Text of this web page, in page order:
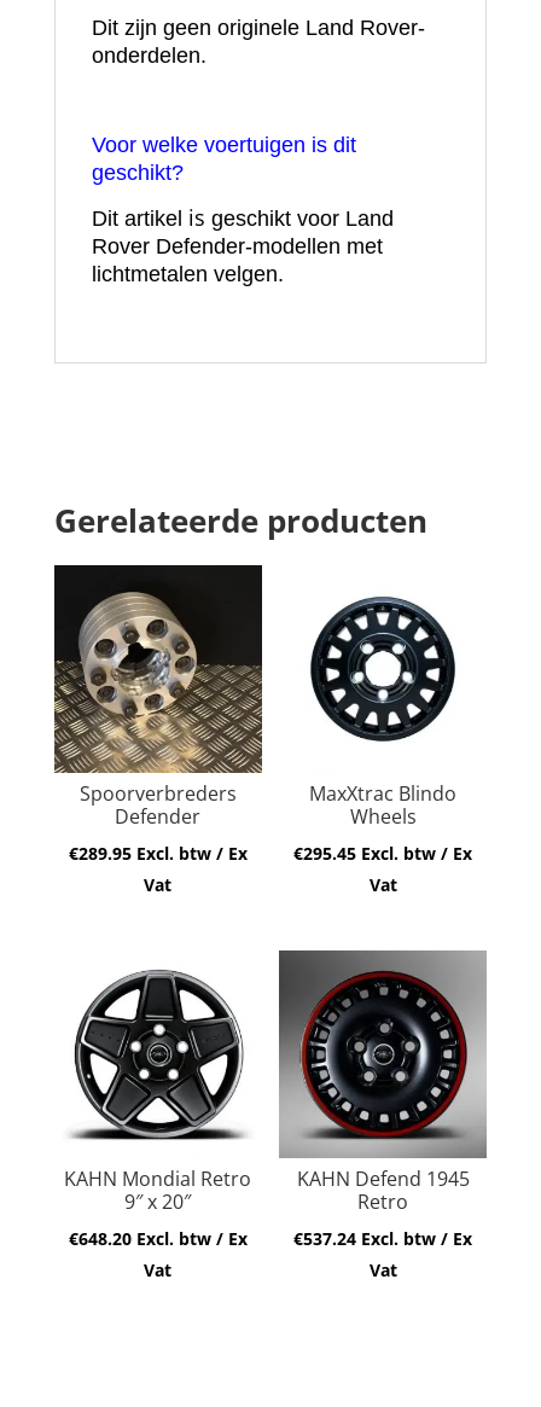
Dit zijn geen originele Land Rover-
onderdelen.
Voor welke voertuigen is dit
geschikt?
Dit artikel is geschikt voor Land
Rover Defender-modellen met
lichtmetalen velgen.
Gerelateerde producten
Spoorverbreders
Defender
€289.95 Excl. btw / Ex
Vat
MaxXtrac Blindo
Wheels
€295.45 Excl. btw / Ex
Vat
KAHN Mondial Retro
9″ x 20″
€648.20 Excl. btw / Ex
Vat
KAHN Defend 1945
Retro
€537.24 Excl. btw / Ex
Vat